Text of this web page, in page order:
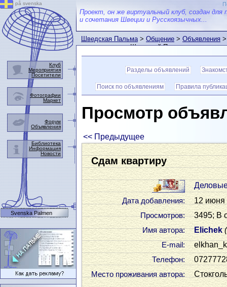
Проект, он же виртуальный клуб, создан для
и сочетания Швеции и Русскоязычных...
Шведская Пальма>Общение>Объявления>
пользователем Шведской Пальмы
Разделы объявлений
Поиск по объявлениям Правила
Просмотр
<< Предыдущее
Сдам квартиру
Дата добавления: 12 июня
Просмотров: 3495; В
Имя автора: Elichek
Е-mail:
Телефон:
Место проживания автора:
på svenska
Клуб
Мероприятия
Посетители
Фотографии
Маркет
Форум
Объявления
Библиотека
Информация
Новости
Svenska Palmen